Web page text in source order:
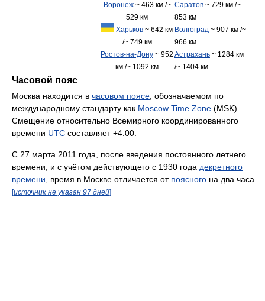
Воронеж~ 463 км /~
529 км
Харьков ~ 642 км
/~ 749 км
Ростов-на-Дону ~ 952
км /~ 1092 км
Саратов ~ 729 км /~
853 км
Волгоград ~ 907 км /~
966 км
Астрахань ~ 1284 км
/~ 1404 км
Часовой пояс
Москва находится в часовом поясе , обозначаемом по
международному стандарту как Moscow Time Zone (MSK).
Смещение относительно Всемирного координированного
времени UTC составляет +4:00.
С 27 марта 2011 года, после введения постоянного летнего
времени, и с учётом действующего с 1930 года декретного
времени , время в Москве отличается от поясного на два часа.
[источник не указан 97 дней]